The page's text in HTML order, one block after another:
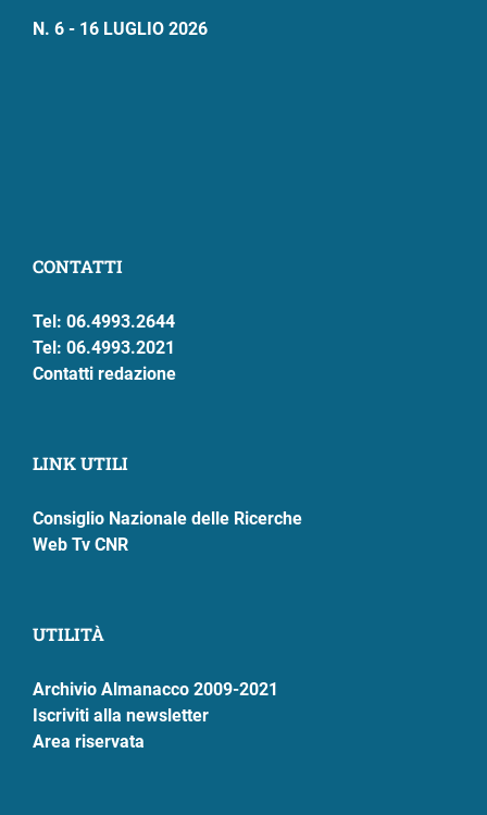
N. 6 - 16 LUGLIO 2026
CONTATTI
Tel: 06.4993.2644
Tel: 06.4993.2021
Contatti redazione
LINK UTILI
Consiglio Nazionale delle Ricerche
Web Tv CNR
UTILITÀ
Archivio Almanacco 2009-2021
Iscriviti alla newsletter
Area riservata